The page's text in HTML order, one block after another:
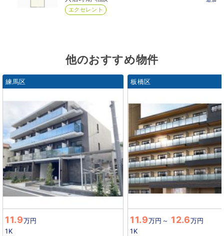
エクセレント
他のおすすめ物件
練馬区
11.9万円
1K
板橋区
11.9万円 ～ 12.6万円
1K